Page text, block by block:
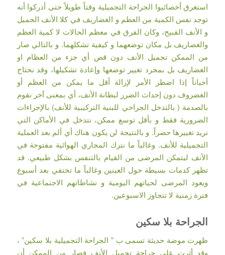
استغرق أخصائيوا الجراحة التجميلية وقتاً طويلاً حتى أدركوا أنه
توجد نفس الكمية من العظم و الغضاريف في كلا الأنف الجميل
و الأنف القبيح، وكان الفرق في معظم الحالات لا كمية العظم
والغضاريف بل مكان توضعهما و كيفية تشكلهما. و بالتالي صار
من الممكن تجميل الأنف دون قص أي جزء من العظام او
الغضاريف بل بمجرد تغيير توضعها وإعادة تشكيلها، وقد نحتاج
أحياناً إذا اضطر الأمر لإزالة أقل ما يمكن من العظم أو
الغضروف دون إحداث الضرر لبطانة الأنف، أي بمعنى آخر نقوم
بالصدمة ( بالتدخل الجراحي للبنية التركيبية للأنف) بالإجراءات
الضرورية فقط و بأقل توسع ممكن، نتدخل في الأماكن التي
نريد تغييرها حصراً. و بالنتيجة لن يكون هناك أي ألم بعد العملية
التجميلية للأنف. وغالباً ما نترك المجاري الهوائية مفتوحة في
الأنف ليتمكن المرضى من القيام بالتنفس بشكل طبيعي. قد
تظهر كدمات بسيطة حول العينين وغالباً ما تختفي بعد أسبوع
ويعود المرضى لحياتهم اليومية و نشاطاتهم الاجتماعية في
فترة زمنية لا تتجاوز الاسبوعين.
الجراحة بلا سكين
ظهرت موضة حديثة تسمى ب ” الجراحة التجميلية بلا سكين” ،
وقد أثرت على جراحة تجميل الأنف فصار من الممكن أن